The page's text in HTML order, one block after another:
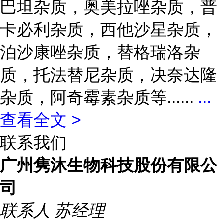
巴坦杂质，奥美拉唑杂质，普
卡必利杂质，西他沙星杂质，
泊沙康唑杂质，替格瑞洛杂
质，托法替尼杂质，决奈达隆
杂质，阿奇霉素杂质等...... ...
查看全文 >
联系我们
广州隽沐生物科技股份有限公
司
联系人 苏经理